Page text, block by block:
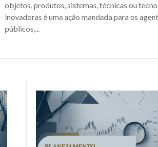
objetos, produtos, sistemas, técnicas ou
inovadoras é uma ação mandada para os
públicos,...